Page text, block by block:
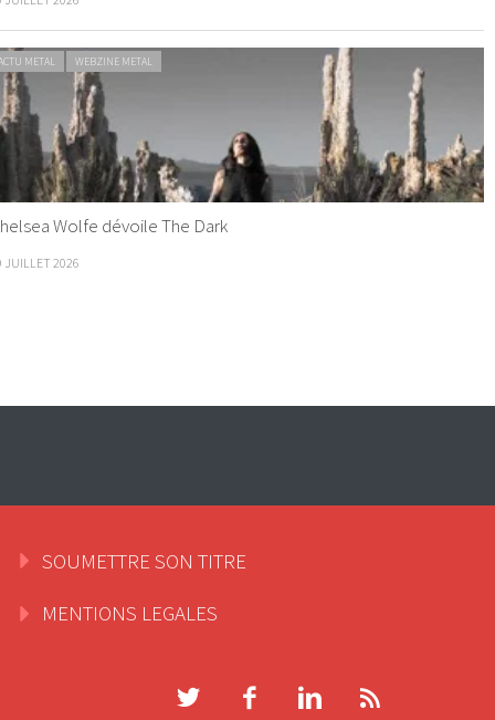
METAL WEBZINE METAL
Wolfe dévoile The Dark
JUILLET 2026
SOUMETTRE SON TITRE
MENTIONS LEGALES